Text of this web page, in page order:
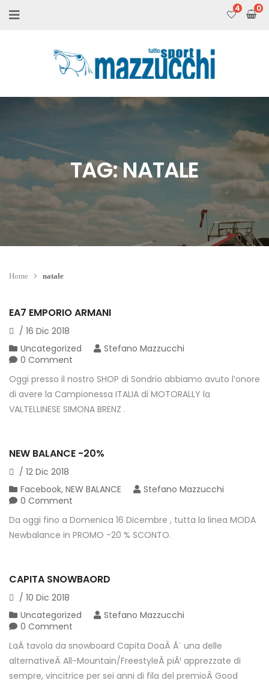
4
TAG:NATALE
Home natale
EA7 EMPORIO ARMANI
/ 16 Dic 2018
Uncategorized
Stefano Mazzucchi
0 Comment
Oggi presso il nostro SHOP di Sondrio abbiamo avuto l’onore
di avere la Campionessa ITALIA di MOTORALLY la
VALTELLINESE SIMONA BRENZ .
NEW BALANCE -20%
/ 12 Dic 2018
Facebook, NEW BALANCE
Stefano Mazzucchi
0 Comment
Da oggi fino a Domenica 16 Dicembre , tutta la linea MODA
Newbalance in PROMO -20 % SCONTO.
CAPITA SNOWBAORD
/ 10 Dic 2018
Uncategorized
Stefano Mazzucchi
0 Comment
LaÂ tavola da snowboard Capita DoaÂ Ã¨ una delle
alternativeÂ All-Mountain/FreestyleÂ piÃ¹ apprezzate di
sempre, vincitrice per sei anni di fila del premioÂ Good